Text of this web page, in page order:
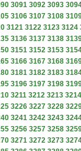
3091 3092 3093
3106 3107 3108
3121 3122 3123 3124
3136 3137 3138
3151 3152 3153
3166 3167 3168
3181 3182 3183
3196 3197 3198
3211 3212 3213 3214
3226 3227 3228
3241 3242 3243
3256 3257 3258
3271 3272 3273